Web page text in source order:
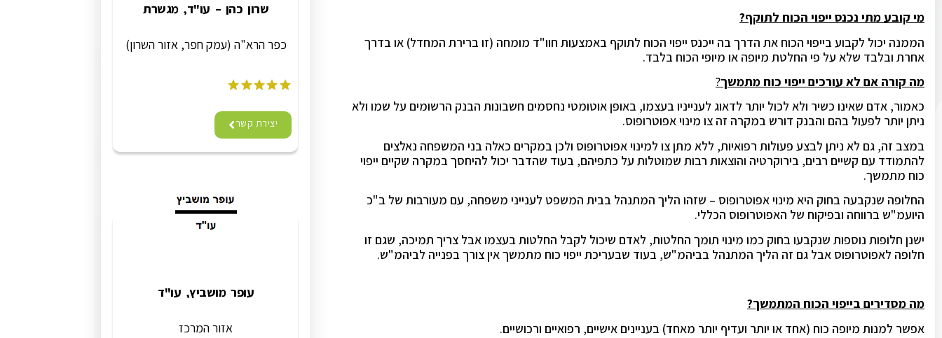
מי קובע מתי נכנס ייפוי הכוח לתוקף?
הממנה יכול לקבוע בייפוי הכוח את הדרך בה ייכנס ייפוי הכוח לתוקף באמצעות חוו"ד מומחה (זו ברירת המחדל) או בדרך
אחרת ובלבד שלא על פי החלטת מיופה או מיופי הכוח בלבד.
מה קורה אם לא עורכים ייפוי כוח מתמשך?
כאמור, אדם שאינו כשיר ולא לכול יותר לדאוג לענייניו בעצמו, באופן אוטומטי נחסמים חשבונות הבנק הרשומים על שמו ולא
ניתן יותר לפעול בהם והבנק דורש במקרה זה צו מינוי אפוטרופוס.
במצב זה, גם לא ניתן לבצע פעולות רפואיות, ללא מתן צו למינוי אפוטרופוס ולכן במקרים כאלה בני המשפחה נאלצים
להתמודד עם קשיים רבים, בירוקרטיה והוצאות רבות שמוטלות על כתפיהם, בעוד שהדבר יכול להיחסך במקרה שקיים ייפוי
כוח מתמשך.
החלופה שנקבעה בחוק היא מינוי אפוטרופוס – שזהו הליך המתנהל בבית המשפט לענייני משפחה, עם מעורבות של ב"כ
היועמ"ש ברווחה ובפיקוח של האפוטרופוס הכללי.
ישנן חלופות נוספות שנקבעו בחוק כמו מינוי תומך החלטות, לאדם שיכול לקבל החלטות בעצמו אבל צריך תמיכה, שגם זו
חלופה לאפוטרופוס אבל גם זה הליך המתנהל בביהמ"ש, בעוד שבעריכת ייפוי כוח מתמשך אין צורך בפנייה לביהמ"ש.
מה מסדירים בייפוי הכוח המתמשך?
אפשר למנות מיופה כוח (אחד או יותר ועדיף יותר מאחד) בעניינים אישיים, רפואיים ורכושיים.
שרון כהן – עו"ד, מגשרת
כפר הרא"ה (עמק חפר, אזור השרון)
יצירת קשר
עופר מושביץ, עו"ד
אזור המרכז